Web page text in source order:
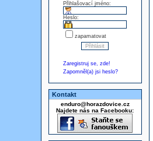
Přihlašovací jméno:
Heslo:
zapamatovat
Zaregistruj se, zde!
Zapomněl(a) jsi heslo?
Kontakt
enduro@horazdovice.cz
Najdete nás na Facebooku: